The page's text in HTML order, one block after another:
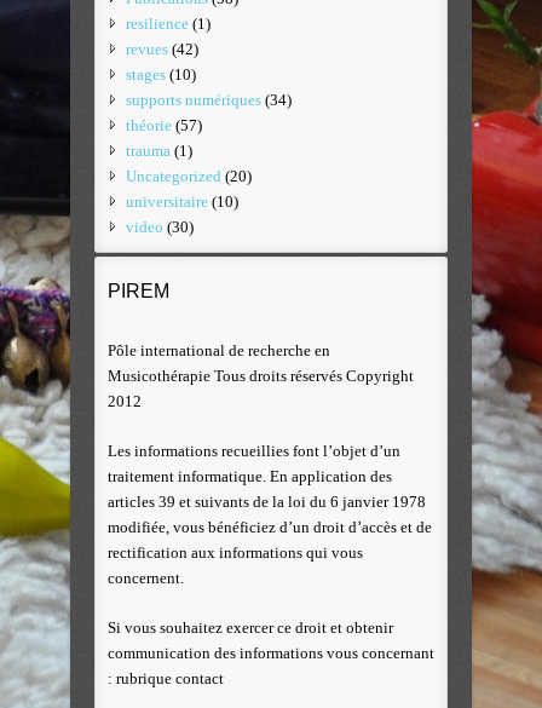
resilience (1)
revues (42)
stages (10)
supports numériques (34)
théorie (57)
trauma (1)
Uncategorized (20)
universitaire (10)
video (30)
PIREM
Pôle international de recherche en
Musicothérapie Tous droits réservés Copyright
2012
Les informations recueillies font l’objet d’un
traitement informatique. En application des
articles 39 et suivants de la loi du 6 janvier 1978
modifiée, vous bénéficiez d’un droit d’accès et de
rectification aux informations qui vous
concernent.
Si vous souhaitez exercer ce droit et obtenir
communication des informations vous concernant
: rubrique contact